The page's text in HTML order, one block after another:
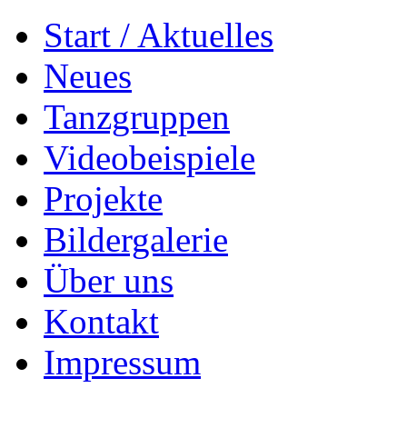
Start / Aktuelles
Neues
Tanzgruppen
Videobeispiele
Projekte
Bildergalerie
Über uns
Kontakt
Impressum